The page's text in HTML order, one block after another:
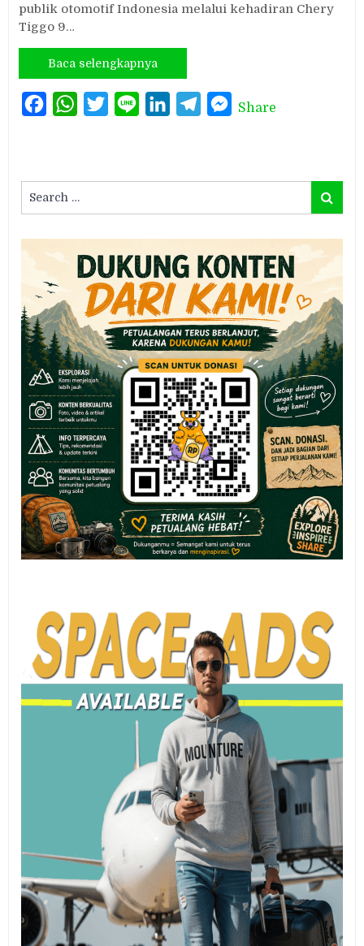
publik otomotif Indonesia melalui kehadiran Chery
Tiggo 9…
Baca selengkapnya
FacebookWhatsAppTwitterLine LinkedInTelegramMessenger
Share
for:
Search